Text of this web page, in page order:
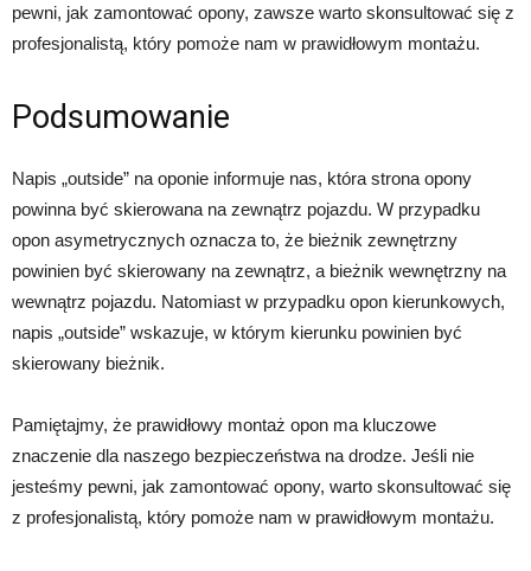
pewni, jak zamontować opony, zawsze warto skonsultować się z
profesjonalistą, który pomoże nam w prawidłowym montażu.
Podsumowanie
Napis „outside” na oponie informuje nas, która strona opony
powinna być skierowana na zewnątrz pojazdu. W przypadku
opon asymetrycznych oznacza to, że bieżnik zewnętrzny
powinien być skierowany na zewnątrz, a bieżnik wewnętrzny na
wewnątrz pojazdu. Natomiast w przypadku opon kierunkowych,
napis „outside” wskazuje, w którym kierunku powinien być
skierowany bieżnik.
Pamiętajmy, że prawidłowy montaż opon ma kluczowe
znaczenie dla naszego bezpieczeństwa na drodze. Jeśli nie
jesteśmy pewni, jak zamontować opony, warto skonsultować się
z profesjonalistą, który pomoże nam w prawidłowym montażu.